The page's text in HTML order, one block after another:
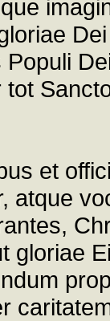
et
atque
gloriae